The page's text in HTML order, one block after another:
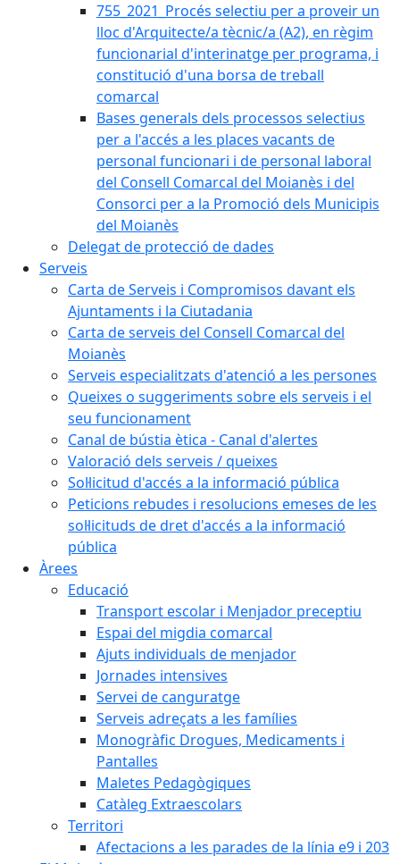
755_2021_Procés selectiu per a proveir un
lloc d'Arquitecte/a tècnic/a (A2), en règim
funcionarial d'interinatge per programa, i
constitució d'una borsa de treball
comarcal
Bases generals dels processos selectius
per a l'accés a les places vacants de
personal funcionari i de personal laboral
del Consell Comarcal del Moianès i del
Consorci per a la Promoció dels Municipis
del Moianès
Delegat de protecció de dades
Serveis
Carta de Serveis i Compromisos davant els
Ajuntaments i la Ciutadania
Carta de serveis del Consell Comarcal del
Moianès
Serveis especialitzats d'atenció a les persones
Queixes o suggeriments sobre els serveis i el
seu funcionament
Canal de bústia ètica - Canal d'alertes
Valoració dels serveis / queixes
Sol·licitud d'accés a la informació pública
Peticions rebudes i resolucions emeses de les
sol·licituds de dret d'accés a la informació
pública
Àrees
Educació
Transport escolar i Menjador preceptiu
Espai del migdia comarcal
Ajuts individuals de menjador
Jornades intensives
Servei de canguratge
Serveis adreçats a les famílies
Monogràfic Drogues, Medicaments i
Pantalles
Maletes Pedagògiques
Catàleg Extraescolars
Territori
Afectacions a les parades de la línia e9 i 203